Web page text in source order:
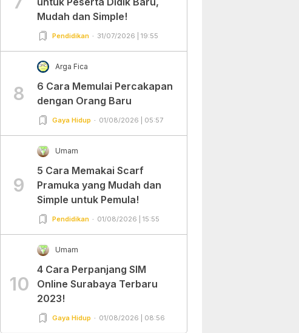
Mudah dan Simple!
Pendidikan 31/07/2026 | 19:55
8
Arga Fica
6 Cara Memulai Percakapan
dengan Orang Baru
Gaya Hidup 01/08/2026 | 05:57
9
Umam
5 Cara Memakai Scarf
Pramuka yang Mudah dan
Simple untuk Pemula!
Pendidikan 01/08/2026 | 15:55
10
Umam
4 Cara Perpanjang SIM
Online Surabaya Terbaru
2023!
Gaya Hidup 01/08/2026 | 08:56